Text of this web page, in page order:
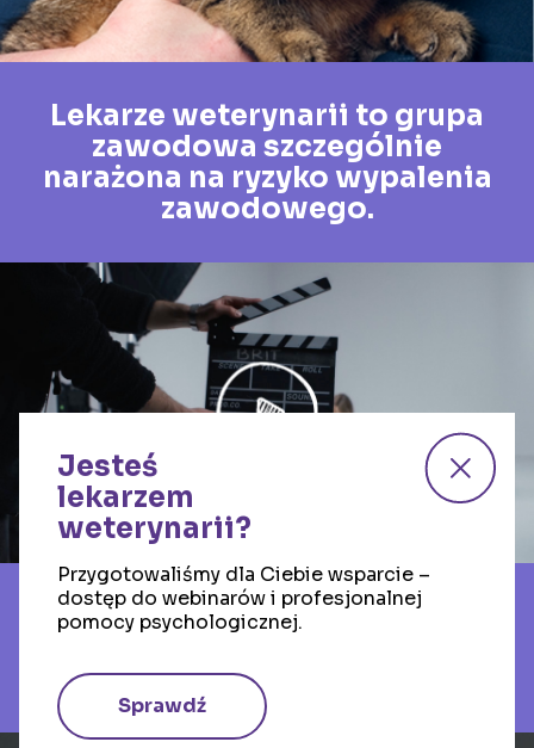
Lekarze weterynarii to grupa
zawodowa szczególnie
narażona na ryzyko wypalenia
zawodowego.
Jesteś
lekarzem
weterynarii?
Przygotowaliśmy dla Ciebie wsparcie –
dostęp do webinarów i profesjonalnej
pomocy psychologicznej.
Sprawdź
Odkryj oblicza weterynarii
się swoją historią: